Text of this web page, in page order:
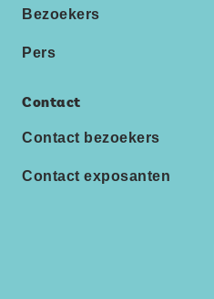
Bezoekers
Pers
Contact
Contact bezoekers
Contact exposanten